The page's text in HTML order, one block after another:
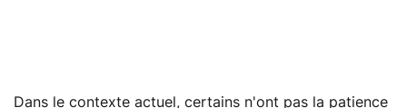
Dans le contexte actuel, certains n'ont pas la patience